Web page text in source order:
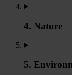
4. Nature
5.